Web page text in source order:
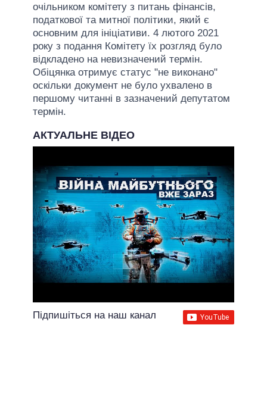
очільником комітету з питань фінансів,
податкової та митної політики, який є
основним для ініціативи. 4 лютого 2021
року з подання Комітету їх розгляд було
відкладено на невизначений термін.
Обіцянка отримує статус "не виконано"
оскільки документ не було ухвалено в
першому читанні в зазначений депутатом
термін.
АКТУАЛЬНЕ ВІДЕО
Підпишіться на наш канал